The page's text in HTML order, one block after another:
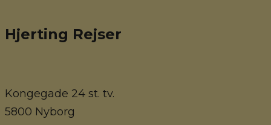
Hjerting Rejser
Kongegade 24 st. tv.
5800 Nyborg